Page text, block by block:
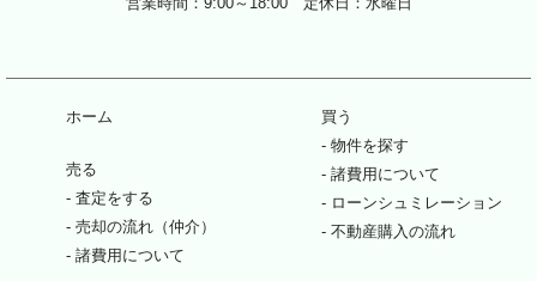
ホーム
売る
査定をする
売却の流れ（仲介）
諸費用について
買う
物件を探す
諸費用について
ローンシュミレーション
不動産購入の流れ